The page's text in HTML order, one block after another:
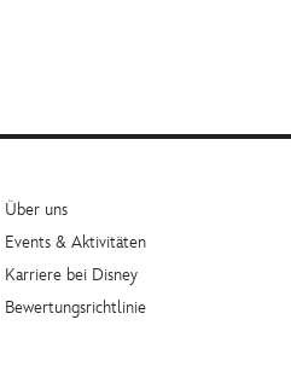
Über uns
Events & Aktivitäten
Karriere bei Disney
Bewertungsrichtlinie